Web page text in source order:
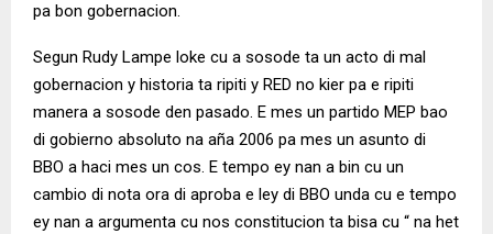
pa bon gobernacion.
Segun Rudy Lampe loke cu a sosode ta un acto di mal
gobernacion y historia ta ripiti y RED no kier pa e ripiti
manera a sosode den pasado. E mes un partido MEP bao
di gobierno absoluto na aña 2006 pa mes un asunto di
BBO a haci mes un cos. E tempo ey nan a bin cu un
cambio di nota ora di aproba e ley di BBO unda cu e tempo
ey nan a argumenta cu nos constitucion ta bisa cu “ na het